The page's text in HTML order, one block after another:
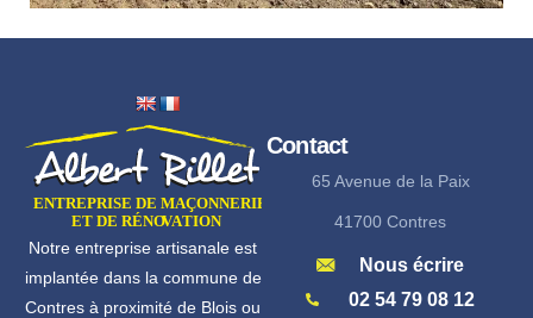
Notre entreprise artisanale est
implantée dans la commune de
Contres à proximité de Blois ou
Contact
65 Avenue de la Paix
41700 Contres
Nous écrire
02 54 79 08 12